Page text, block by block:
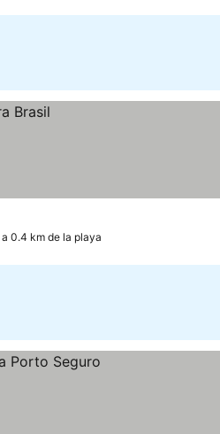
a 0.4 km de la playa